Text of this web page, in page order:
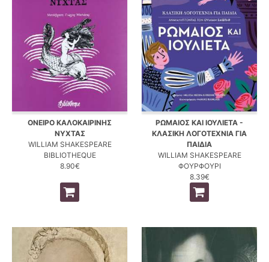
ΟΝΕΙΡΟ ΚΑΛΟΚΑΙΡΙΝΗΣ
ΝΥΧΤΑΣ
WILLIAM SHAKESPEARE
BIBLIOTHEQUE
8.90€
ΡΩΜΑΙΟΣ ΚΑΙ ΙΟΥΛΙΕΤΑ -
ΚΛΑΣΙΚΗ ΛΟΓΟΤΕΧΝΙΑ ΓΙΑ
ΠΑΙΔΙΑ
WILLIAM SHAKESPEARE
ΦΟΥΡΦΟΥΡΙ
8.39€